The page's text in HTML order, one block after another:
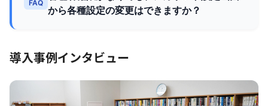
FAQ
から各種設定の変更はできますか？
導入事例インタビュー